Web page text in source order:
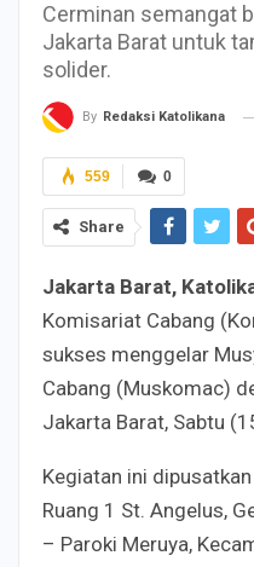
Cerminan semangat
Jakarta Barat untuk
solider.
By Redaksi Katolikana
0
559
Share
Jakarta Barat,
Komisariat Cabang
sukses menggelar
Cabang (Muskomac)
Jakarta Barat, Sabtu
Kegiatan ini
Ruang 1 St. Angelus,
– Paroki Meruya,